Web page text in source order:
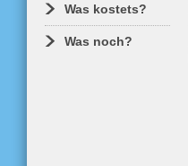
Was kostets?
Was noch?